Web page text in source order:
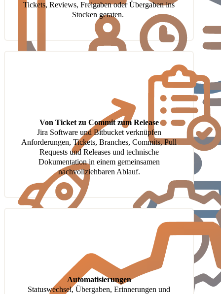
Tickets, Reviews, Freigaben oder Übergaben ins
Stocken geraten.
Von Ticket zu Commit zum Release
Jira Software und Bitbucket verknüpfen
Anforderungen, Tickets, Branches, Commits, Pull
Requests und Releases und technische
Dokumentation in einem gemeinsamen
nachvollziehbaren Ablauf.
Automatisierungen
Statuswechsel, Übergaben, Erinnerungen und